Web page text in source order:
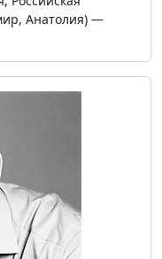
Анатолия) —